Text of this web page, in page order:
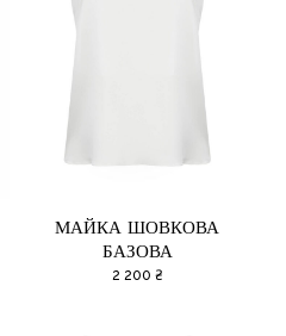
МАЙКА ШОВКОВА
БАЗОВА
2 200 ₴